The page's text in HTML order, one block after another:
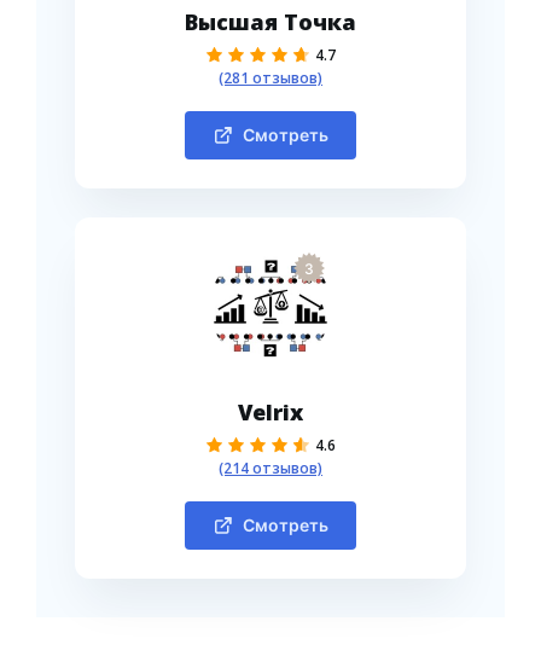
Высшая Точка
4.7
(281 отзывов)
Смотреть
3
Velrix
4.6
(214 отзывов)
Смотреть